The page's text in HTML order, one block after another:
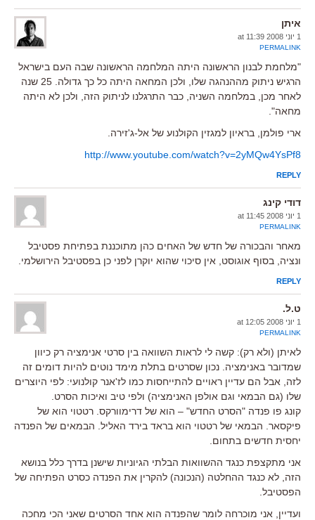
איתן
1 יוני 2008 at 11:39
PERMALINK
"מלחמת לבנון הראשונה היתה המלחמה הראשונה שבה העם בישראל
הרגיש ניתוק מההנהגה שלו, ולכן המחאה היתה כל כך גדולה. 25 שנה
לאחר מכן, במלחמה השניה, כבר התרגלנו לניתוק הזה, ולכן לא היתה
מחאה".
ארי פולמן, בראיון למגזין הקולנוע של אל-ג'זירה.
http://www.youtube.com/watch?v=2yMQw4YsPf8
REPLY
דודי קינג
1 יוני 2008 at 11:45
PERMALINK
מאחר והבכורה של חדש של האחים כהן מתוכננת בפתיחת פסטיבל
ונציה, בסוף אוגוסט, אין סיכוי שהוא יוקרן לפני כן בפסטיבל הירושלמי.
REPLY
ט.ל.
1 יוני 2008 at 12:05
PERMALINK
לאיתן (ולא רק): קשה לי לראות השוואה בין סרטי אנימציה רק כיוון
שמדובר באנימציה. נכון שסרטים בתלת מימד נוטים להיות דומים זה
לזה, אבל הם עדיין ראויים להתייחסות כמו לז'אנר קולנועי: לפי היוצרים
שלו (גם הבמאי וגם אולפן האנימציה) ולפי טיב ואיכות הסרט.
קונג פו פנדה "הסרט החדש" – הוא של דרימוורקס. רטטוי הוא של
פיקסאר. הבמאי של רטטוי הוא בראד בירד האליל. הבמאים של הפנדה
יחסית חדשים בתחום.
אני מתקצפת כנגד ההשוואות הבלתי הגיוניות שישנן בדרך כלל בנושא
הזה, לא כנגד ההחלטה (הנכונה) להקרין את הפנדה כסרט הפתיחה של
הפסטיבל.
ועדיין, אני מוכרחה לומר שהפנדה הוא אחד הסרטים שאני הכי מחכה